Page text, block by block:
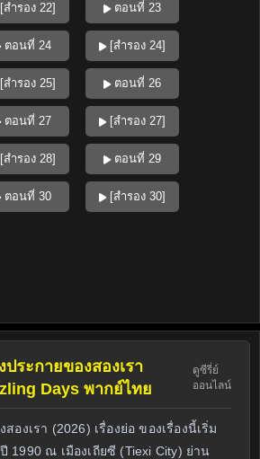
[สำรอง 22] ตอนที่ 23
ตอนที่ 24 [สำรอง 24]
[สำรอง 25] ตอนที่ 26
ตอนที่ 27 [สำรอง 27]
[สำรอง 28] ตอนที่ 29
ตอนที่ 30 [สำรอง 30]
ประกายของสองเรา
Days พากย์ไทย
ดูซีรี่ย์
ออนไลน์
องเรา (2026) เรื่องย่อ ของเรื่องนี้เริ่ม
1990 ณ เมืองเถียซี (Tiexi City) ย่าน